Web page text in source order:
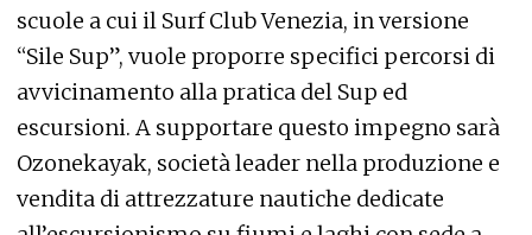
scuole a cui il Surf Club Venezia, in versione
“Sile Sup”, vuole proporre specifici percorsi di
avvicinamento alla pratica del Sup ed
escursioni. A supportare questo impegno sarà
Ozonekayak, società leader nella produzione e
vendita di attrezzature nautiche dedicate